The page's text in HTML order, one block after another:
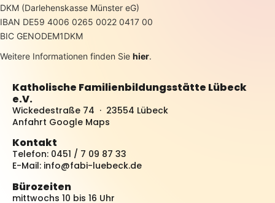
DKM (Darlehenskasse Münster eG)
IBAN DE59 4006 0265 0022 0417 00
BIC GENODEM1DKM
Weitere Informationen finden Sie hier.
Katholische Familienbildungsstätte Lübeck
e.V.
Wickedestraße 74 · 23554 Lübeck
Anfahrt Google Maps
Kontakt
Telefon: 0451 / 7 09 87 33
E-Mail: info@fabi-luebeck.de
Bürozeiten
mittwochs 10 bis 16 Uhr